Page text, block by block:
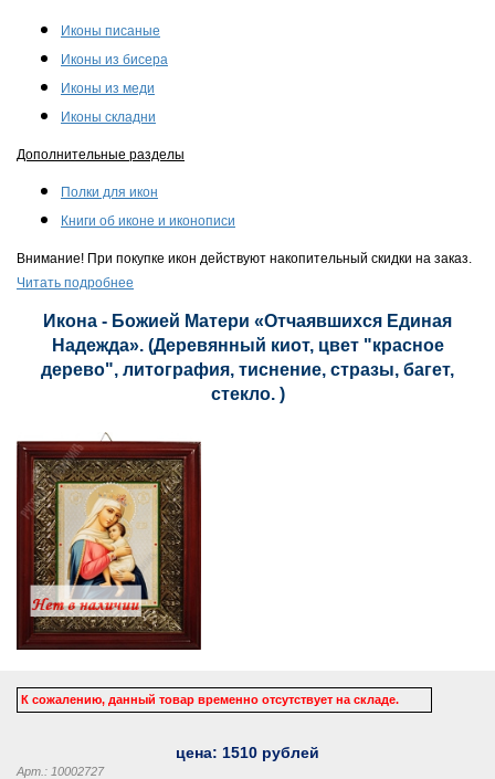
Иконы писаные
Иконы из бисера
Иконы из меди
Иконы складни
Дополнительные разделы
Полки для икон
Книги об иконе и иконописи
Внимание! При покупке икон действуют накопительный скидки на заказ.
Читать подробнее
Икона - Божией Матери «Отчаявшихся Единая
Надежда». (Деревянный киот, цвет "красное
дерево", литография, тиснение, стразы, багет,
стекло. )
К сожалению, данный товар временно отсутствует на складе.
цена: 1510 рублей
Арт.: 10002727